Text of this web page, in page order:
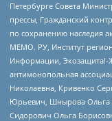
Петербурге Совета
прессы, Гражданский
по сохранению наследия
МЕМО. РУ, Институт
Информации, Экозащита!-
антимонопольная
Николаевна, Кривенко
Юрьевич, Шнырова Ольга
Сидорович Ольга